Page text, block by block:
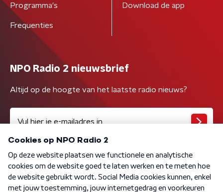
Programma's
Frequenties
Download de app
NPO Radio 2 nieuwsbrief
Altijd op de hoogte van het laatste radio nieuws?
Algemene voorwaarden